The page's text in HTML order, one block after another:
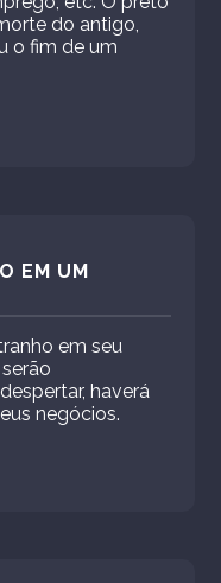
do antigo,
o fim de um
EM UM
em seu
haverá
negócios.